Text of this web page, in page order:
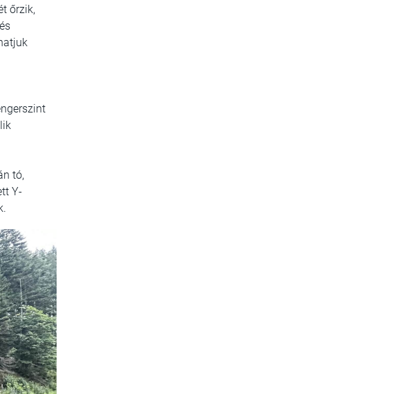
őrzik,
tó,
Y-